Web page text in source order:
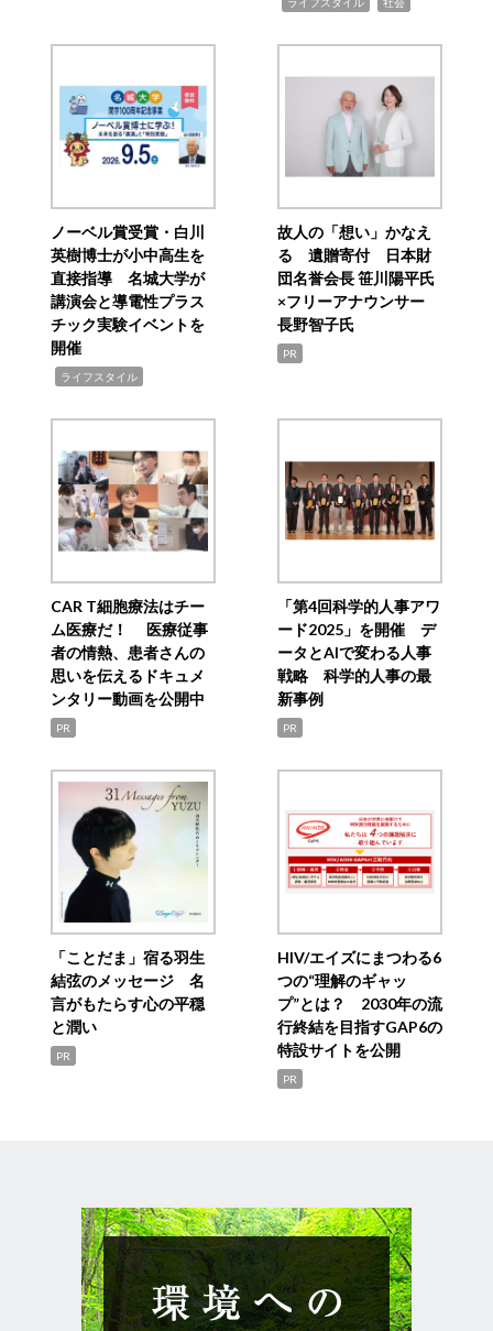
ノーベル賞受賞・白川
英樹博士が小中高生を
直接指導 名城大学が
講演会と導電性プラス
チック実験イベントを
開催
ライフスタイル
故人の「想い」かなえ
る 遺贈寄付 日本財
団名誉会長 笹川陽平氏
×フリーアナウンサー
長野智子氏
PR
CAR T細胞療法はチー
ム医療だ！ 医療従事
者の情熱、患者さんの
思いを伝えるドキュメ
ンタリー動画を公開中
PR
「第4回科学的人事アワ
ード2025」を開催 デ
ータとAIで変わる人事
戦略 科学的人事の最
新事例
PR
「ことだま」宿る羽生
結弦のメッセージ 名
言がもたらす心の平穏
と潤い
PR
HIV/エイズにまつわる6
つの“理解のギャッ
プ”とは？ 2030年の流
行終結を目指すGAP6の
特設サイトを公開
PR